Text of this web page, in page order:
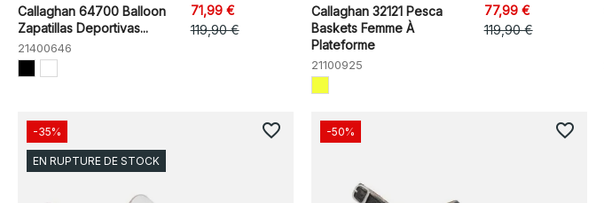
Callaghan 64700 Balloon
Zapatillas Deportivas...
21400646
71,99 €
119,90 €
Callaghan 32121 Pesca
Baskets Femme À
Plateforme
21100925
77,99 €
119,90 €
-35%
EN RUPTURE DE STOCK
favorite_border -50% favorite_border